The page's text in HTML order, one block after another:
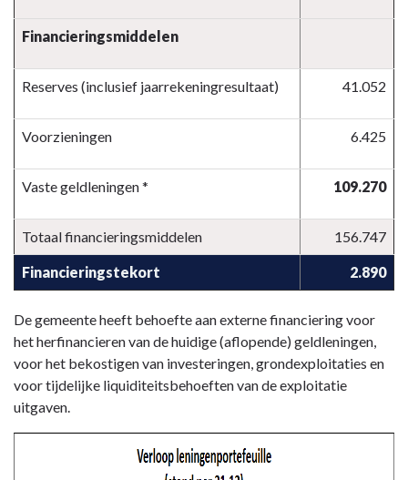
Financieringsmiddelen
Reserves (inclusief jaarrekeningresultaat) 41.052
Voorzieningen 6.425
Vaste geldleningen * 109.270
Totaal financieringsmiddelen 156.747
Financieringstekort 2.890
De gemeente heeft behoefte aan externe financiering voor
het herfinancieren van de huidige (aflopende) geldleningen,
voor het bekostigen van investeringen, grondexploitaties en
voor tijdelijke liquiditeitsbehoeften van de exploitatie
uitgaven.